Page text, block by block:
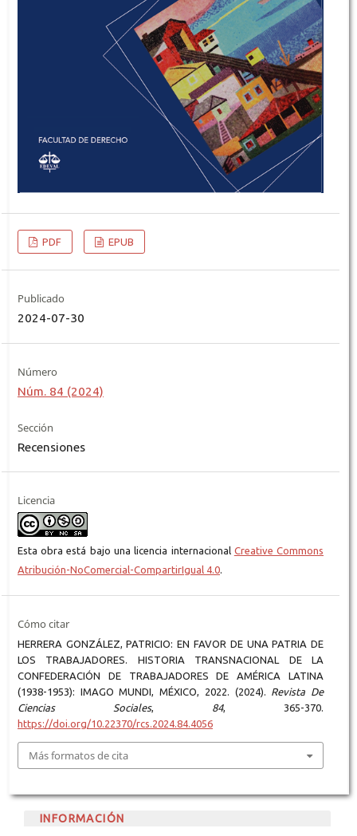
PDF EPUB
Publicado
2024-07-30
Número
Núm. 84 (2024)
Sección
Recensiones
Licencia
Esta obra está bajo una licencia internacional Creative Commons
Atribución-NoComercial-CompartirIgual 4.0.
Cómo citar
HERRERA GONZÁLEZ, PATRICIO: EN FAVOR DE UNA PATRIA DE
LOS TRABAJADORES. HISTORIA TRANSNACIONAL DE LA
CONFEDERACIÓN DE TRABAJADORES DE AMÉRICA LATINA
(1938-1953): IMAGO MUNDI, MÉXICO, 2022. (2024). Revista De
Ciencias Sociales, 84, 365-370.
https://doi.org/10.22370/rcs.2024.84.4056
Más formatos de cita
INFORMACIÓN